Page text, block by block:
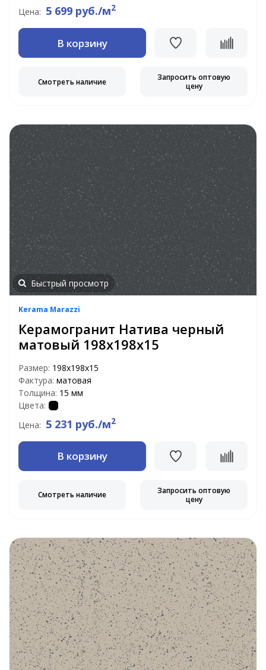
Цена: 5 699 руб./м2
В корзину
Смотреть наличие
Запросить оптовую
цену
Быстрый просмотр
Kerama Marazzi
Керамогранит Натива черный
матовый 198x198x15
Размер: 198x198x15
Фактура: матовая
Толщина: 15 мм
Цвета:
Цена: 5 231 руб./м2
В корзину
Смотреть наличие
Запросить оптовую
цену